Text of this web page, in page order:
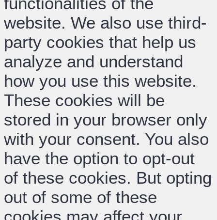
website. We also use third-
party cookies that help us
analyze and understand
how you use this website.
These cookies will be
stored in your browser only
with your consent. You also
have the option to opt-out
of these cookies. But opting
out of some of these